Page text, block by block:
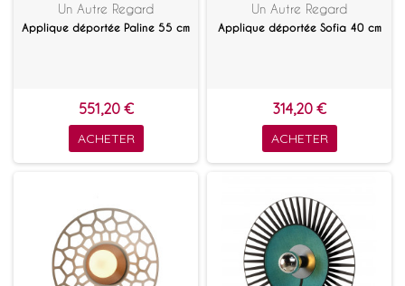
Un Autre Regard
Applique déportée Paline 55 cm
551,20 €
ACHETER
Un Autre Regard
Applique déportée Sofia 40 cm
314,20 €
ACHETER